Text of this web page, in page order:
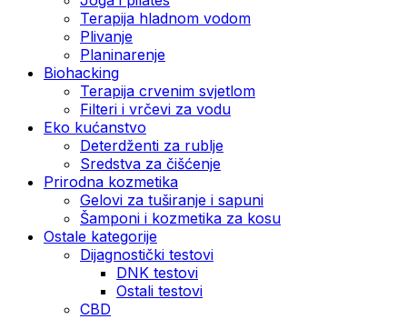
Terapija hladnom vodom
Plivanje
Planinarenje
Biohacking
Terapija crvenim svjetlom
Filteri i vrčevi za vodu
Eko kućanstvo
Deterdženti za rublje
Sredstva za čišćenje
Prirodna kozmetika
Gelovi za tuširanje i sapuni
Šamponi i kozmetika za kosu
Ostale kategorije
Dijagnostički testovi
DNK testovi
Ostali testovi
CBD